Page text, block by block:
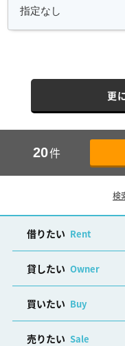
更
20件
検
借りたい Rent
貸したい Owner
買いたい Buy
売りたい Sale